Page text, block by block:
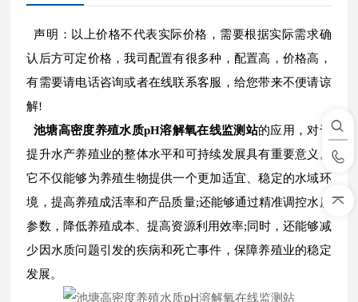
声明：以上价格不代表实际价格，需要根据实际需求确
认后方可定价格，我司配置有很多种，配置高，价格高，
有需要请电话咨询或者在线联系客服，给您带来不便请谅
解!
池塘高密度养殖水质pH溶解氧在线监测站的应用，对于
提升水产养殖业的整体水平和可持续发展具有重要意义。
它不仅能够为养殖生物提供一个更加适宜、稳定的水域环
境，提高养殖成活率和产品质量;还能够通过精准调控水质
参数，降低养殖成本、提高资源利用效率;同时，还能够减
少因水质问题引发的疾病和死亡事件，保障养殖业的稳定
发展。